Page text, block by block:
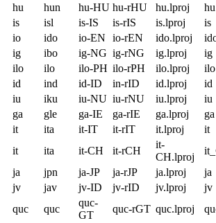
hu hun hu-HU hu-rHU hu.lproj
hu
is isl is-IS is-rIS is.lproj
is
io ido io-EN io-rEN ido.lproj
ig ibo ig-NG ig-rNG ig.lproj
ig
ilo ilo ilo-PH ilo-rPH ilo.lproj
ilo
id ind id-ID in-rID id.lproj
id
iu iku iu-NU iu-rNU iu.lproj
iu
ga gle ga-IE ga-rIE ga.lproj
ga
it ita it-IT it-rIT it.lproj
it
it ita it-CH it-rCH
it-
CH.lproj
ja jpn ja-JP ja-rJP ja.lproj
ja
jv jav jv-ID jv-rID jv.lproj
jv
quc quc
quc-
GT
quc-rGT quc.lproj